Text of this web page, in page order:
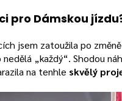
pro Dámskou
jsem zatoužila po
„každý“. Shodou
na tenhle skvělý